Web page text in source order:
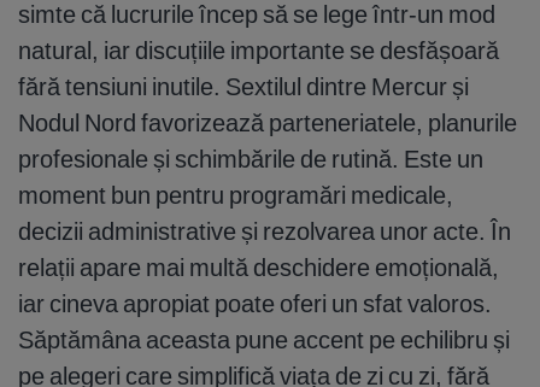
simte că lucrurile încep să se lege într-un mod
natural, iar discuțiile importante se desfășoară
fără tensiuni inutile. Sextilul dintre Mercur și
Nodul Nord favorizează parteneriatele, planurile
profesionale și schimbările de rutină. Este un
moment bun pentru programări medicale,
decizii administrative și rezolvarea unor acte. În
relații apare mai multă deschidere emoțională,
iar cineva apropiat poate oferi un sfat valoros.
Săptămâna aceasta pune accent pe echilibru și
pe alegeri care simplifică viața de zi cu zi, fără